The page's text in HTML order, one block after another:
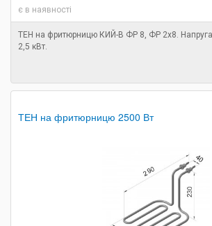
є в наявності
ТЕН на фритюрницю КИЙ-В ФР 8, ФР 2х8.
2,5 кВт.
ТЕН на фритюрницю 2500 Вт